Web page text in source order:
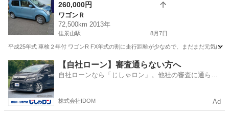
260,000円
ワゴンＲ
72,500km 2013年
佳景山駅 8月7日
平成25年式 車検２年付 ワゴンR FX ​年式の割に走行距離が少なめで、まだまだ元気に
宮城 石巻市 佳景山駅 ワゴンＲ
【自社ローン】審査通らない方へ
自社ローンなら「じしゃロン」。他社の審査に通らな
株式会社IDOM Ad